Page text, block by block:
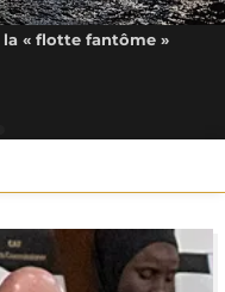
« flotte fantôme »